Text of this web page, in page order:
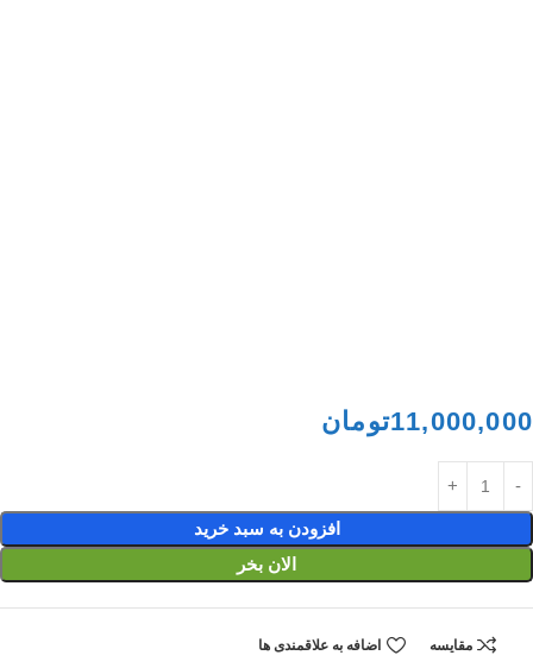
11,000,000تومان
افزودن به سبد خرید
الان بخر
مقایسه اضافه به علاقمندی ها